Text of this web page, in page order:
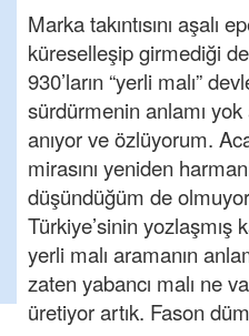
Marka takıntısını aşalı
küreselleşip girmediği
930’ların “yerli malı”
sürdürmenin anlamı
anıyor ve özlüyorum.
mirasını yeniden
düşündüğüm de
Türkiye’sinin
yerli malı aramanın
zaten yabancı malı ne
üretiyor artık. Fason